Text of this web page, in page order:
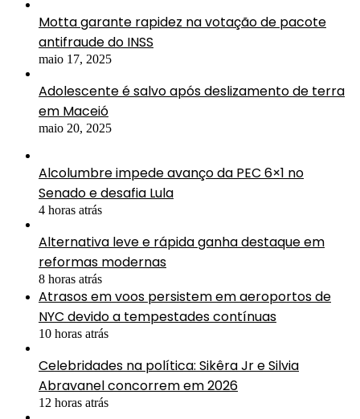
Motta garante rapidez na votação de pacote
antifraude do INSS
maio 17, 2025
Adolescente é salvo após deslizamento de terra
em Maceió
maio 20, 2025
Alcolumbre impede avanço da PEC 6×1 no
Senado e desafia Lula
4 horas atrás
Alternativa leve e rápida ganha destaque em
reformas modernas
8 horas atrás
Atrasos em voos persistem em aeroportos de
NYC devido a tempestades contínuas
10 horas atrás
Celebridades na política: Sikêra Jr e Silvia
Abravanel concorrem em 2026
12 horas atrás